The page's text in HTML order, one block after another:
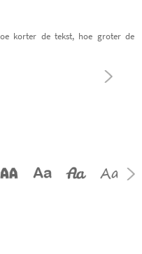
korter de tekst, hoe groter de